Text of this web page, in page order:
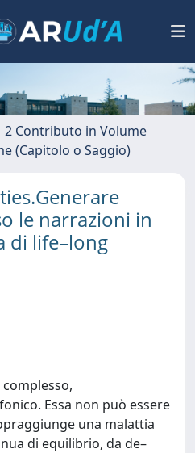
2 Contributo in Volume
(Capitolo o Saggio)
le narrazioni in
di life–long
Essa non può essere
una malattia
di equilibrio, da de–